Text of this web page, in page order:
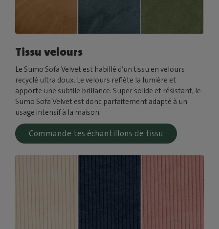
Tissu velours
Le Sumo Sofa Velvet est habillé d’un tissu en velours
recyclé ultra doux. Le velours reflète la lumière et
apporte une subtile brillance. Super solide et résistant, le
Sumo Sofa Velvet est donc parfaitement adapté à un
usage intensif à la maison.
Commande tes échantillons de tissu